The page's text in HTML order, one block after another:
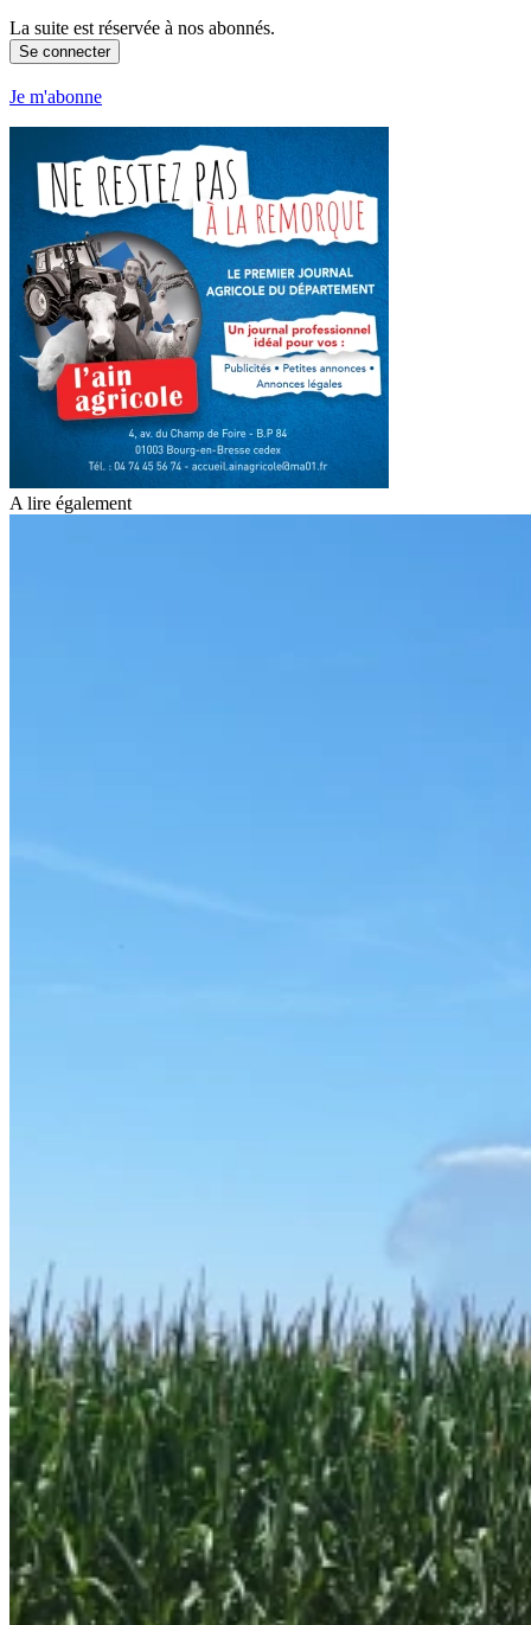
La suite est réservée à nos abonnés.
Se connecter
Je m'abonne
A lire également